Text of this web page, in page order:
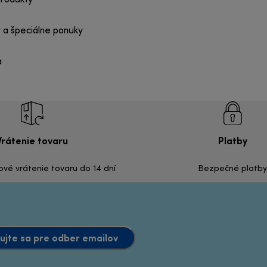
špeciálne ponuky
tovaru
vrátenie tovaru do 14 dní
Platby
Bezpečné platby
sa pre odber emailov